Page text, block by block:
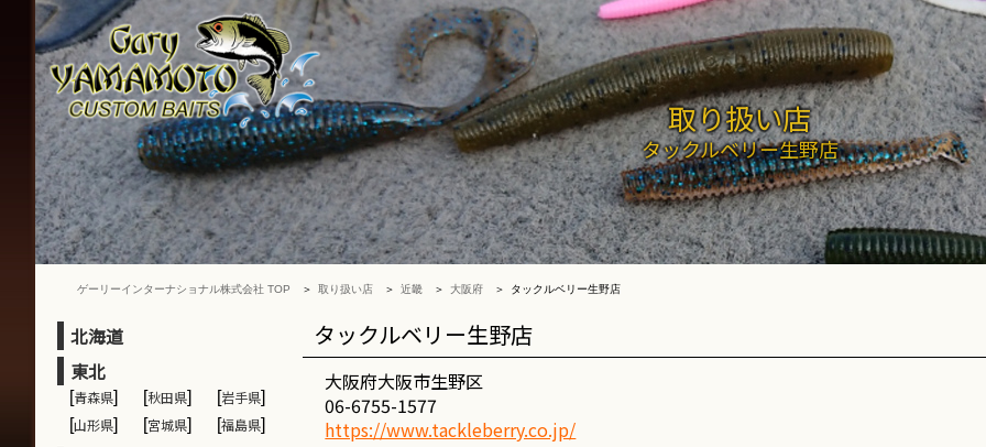
ゲ
ー
リ
ー
イ
ン
タ
ー
ナ
シ
ョ
ナ
ル
株
式
会
社
取り扱い店
タックルベリー生野店
ゲーリーインターナショナル株式会社 TOP 取り扱い店 近畿 大阪府 タックルベリー生野店
タックルベリー生野店
大阪府大阪市生野区
06-6755-1577
https://www.tackleberry.co.jp/
北海道
東北
[青森県] [秋田県] [岩手県]
[山形県] [宮城県] [福島県]